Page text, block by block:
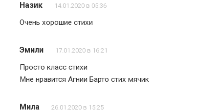
Назик 14.01.2020 в 05:36
Очень хорошие стихи
Эмили 17.01.2020 в 16:21
Просто класс стихи
Мне нравится Агнии Барто стих мячик
Мила 26.01.2020 в 15:25